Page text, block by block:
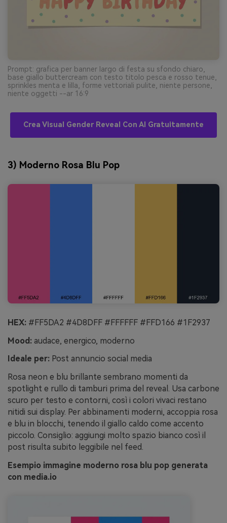
Prompt: grafica per banner largo di festa su sfondo chiaro,
base giallo buttercream con testo titolo pesca e rosso tenue,
sprinkles menta e lilla, forme vettoriali pulite, niente persone,
niente oggetti --ar 16:9
Crea Visual Gender Reveal Con AI Gratuitamente
3) Moderno Rosa Blu Pop
HEX: #FF5DA2 #4D8DFF #FFFFFF #FFD166 #1F2937
Mood: audace, energico, moderno
Ideale per: Post annuncio social media
Rosa neon e blu brillante sembrano momenti da
spotlight e rullo di tamburi prima del reveal. Usa carbone
scuro per testo e contorni, così i colori vivaci restano
nitidi sui display. Per abbinamenti moderni, accoppia rosa
e blu in blocchi, tenendo il giallo caldo come accento
piccolo. Consiglio: aggiungi molto spazio bianco così il
post risulta subito leggibile nel feed.
Esempio immagine moderno rosa blu pop generata
con media.io